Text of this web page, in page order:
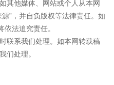
其他媒体、网站或个人从本网
”，并自负版权等法律责任。如
依法追究责任。
联系我们处理。如本网转载稿
们处理。